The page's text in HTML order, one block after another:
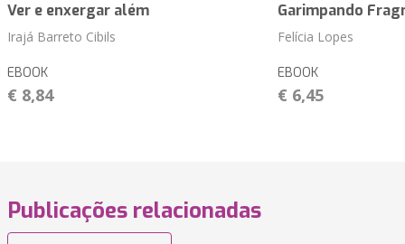
Ver e enxergar além
Irajá Barreto Cibils
EBOOK
€ 8,84
Garimpando
Felícia Lopes
EBOOK
€ 6,45
Publicações relacionadas